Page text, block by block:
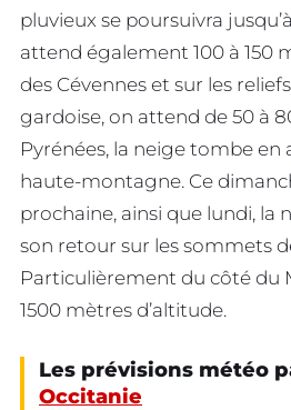
pluvieux se poursuivra
attend également 100 à 150
des Cévennes et sur les
gardoise, on attend de 50 à
Pyrénées, la neige tombe en
haute-montagne. Ce
prochaine, ainsi que lundi, la
son retour sur les sommets
Particulièrement du côté du
1500 mètres d’altitude.
Les prévisions météo
Occitanie